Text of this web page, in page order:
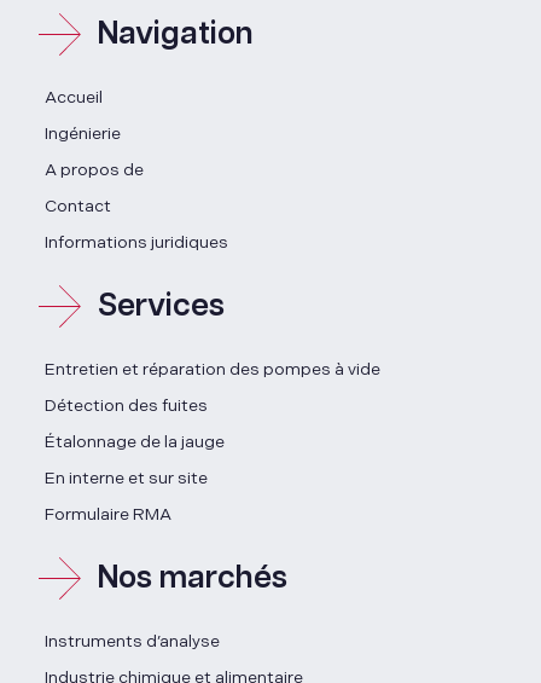
Navigation
Accueil
Ingénierie
A propos de
Contact
Informations juridiques
Services
Entretien et réparation des pompes à vide
Détection des fuites
Étalonnage de la jauge
En interne et sur site
Formulaire RMA
Nos marchés
Instruments d’analyse
Industrie chimique et alimentaire